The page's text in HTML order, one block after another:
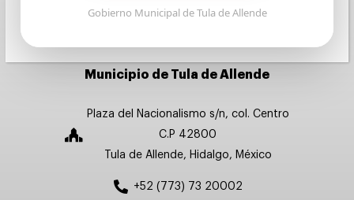
Municipio de Tula de Allende
Plaza del Nacionalismo s/n, col. Centro
C.P 42800
Tula de Allende, Hidalgo, México
+52 (773) 73 20002
Gobierno Municipal de Tula de Allende